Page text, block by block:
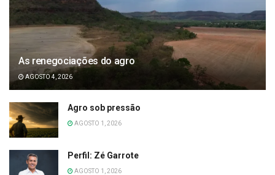
As renegociações do agro
AGOSTO 4, 2026
Agro sob pressão
AGOSTO 1, 2026
Perfil: Zé Garrote
AGOSTO 1, 2026